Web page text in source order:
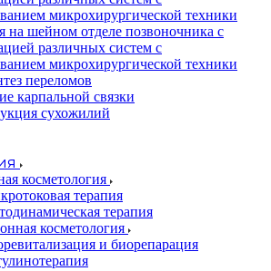
микрохирургической техники
на шейном отделе позвоночника с
различных систем с
микрохирургической техники
переломов
карпальной связки
сухожилий
косметология
терапия
терапия
косметология
и биорепарация